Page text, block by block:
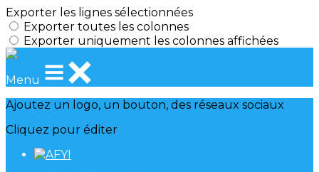
Exporter les lignes sélectionnées
Exporter toutes les colonnes
Exporter uniquement les colonnes affichées
Menu
Ajoutez un logo, un bouton, des réseaux sociaux
Cliquez pour éditer